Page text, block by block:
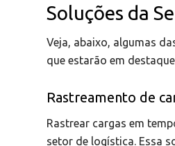
Soluções da
Veja, abaixo, algumas
que estarão em
Rastreamento de
Rastrear cargas em
setor de logística. Essa